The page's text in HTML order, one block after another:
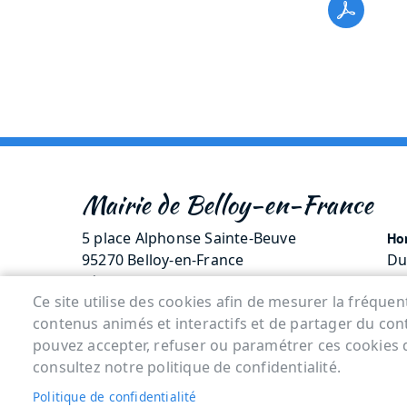
Mairie de Belloy-en-France
5 place Alphonse Sainte-Beuve
95270 Belloy-en-France
Tél. 01 30 35 70 14
Menu Pied de page
ACCUEIL MENTIONS LÉGALES DONNÉES
Ce site utilise des cookies afin de mesurer la
contenus animés et interactifs et de partager du
pouvez accepter, refuser ou paramétrer ces
consultez notre politique de confidentialité.
Politique de confidentialité